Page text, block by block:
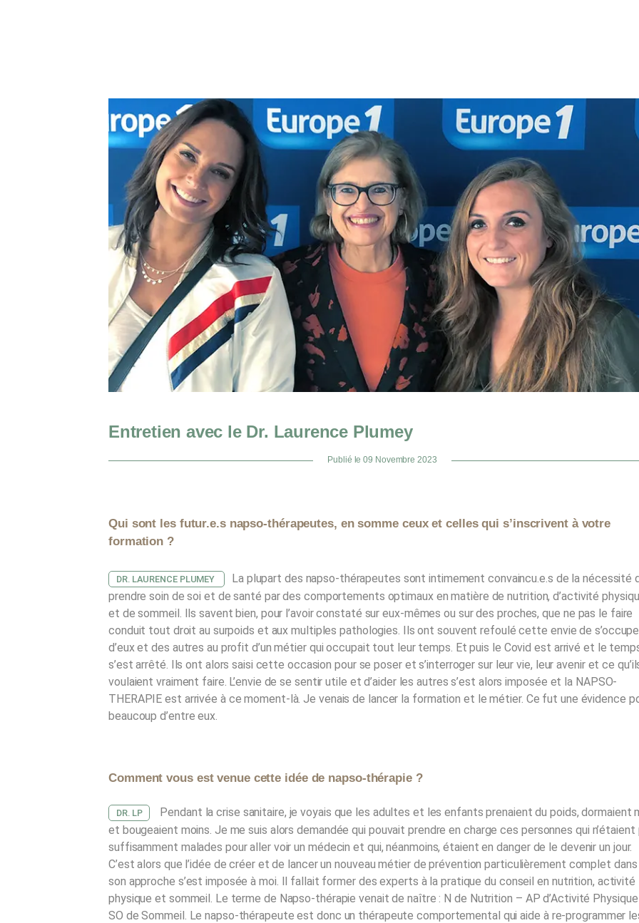
Entretien avec le Dr. Laurence Plumey
Publié le 09 Novembre 2023
Qui sont les futur.e.s napso-thérapeutes, en somme ceux et celles qui s’inscrivent à votre
formation ?
DR. LAURENCE PLUMEY
La plupart des napso-thérapeutes sont intimement convaincu.e.s de la nécessité
prendre soin de soi et de santé par des comportements optimaux en matière de nutrition, d’activité
et de sommeil. Ils savent bien, pour l’avoir constaté sur eux-mêmes ou sur des proches, que ne pas le faire
conduit tout droit au surpoids et aux multiples pathologies. Ils ont souvent refoulé cette envie de
d’eux et des autres au profit d’un métier qui occupait tout leur temps. Et puis le Covid est arrivé et le
s’est arrêté. Ils ont alors saisi cette occasion pour se poser et s’interroger sur leur vie, leur avenir et ce
voulaient vraiment faire. L’envie de se sentir utile et d’aider les autres s’est alors imposée et la NAPSO-
THERAPIE est arrivée à ce moment-là. Je venais de lancer la formation et le métier. Ce fut une évidence
beaucoup d’entre eux.
Comment vous est venue cette idée de napso-thérapie ?
DR. LP
Pendant la crise sanitaire, je voyais que les adultes et les enfants prenaient du poids, dormaient
et bougeaient moins. Je me suis alors demandée qui pouvait prendre en charge ces personnes qui n’étaient
suffisamment malades pour aller voir un médecin et qui, néanmoins, étaient en danger de le devenir un jour.
C’est alors que l’idée de créer et de lancer un nouveau métier de prévention particulièrement complet dans
son approche s’est imposée à moi. Il fallait former des experts à la pratique du conseil en nutrition, activité
physique et sommeil. Le terme de Napso-thérapie venait de naître : N de Nutrition – AP d’Activité
SO de Sommeil. Le napso-thérapeute est donc un thérapeute comportemental qui aide à re-programmer